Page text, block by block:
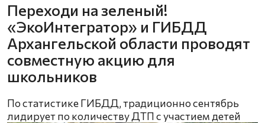
Переходи на зеленый!
«ЭкоИнтегратор» и ГИБДД
Архангельской области проводят
совместную акцию для
школьников
По статистике ГИБДД, традиционно сентябрь
лидирует по количеству ДТП с участием детей